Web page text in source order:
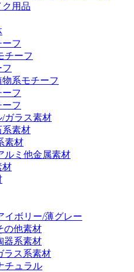
用品
フ
チーフ
系モチーフ
フ
フ
ガラス素材
素材
素材
ミ他金属素材
材
ボリー/薄グレー
の他素材
器系素材
ラス系素材
チュラル